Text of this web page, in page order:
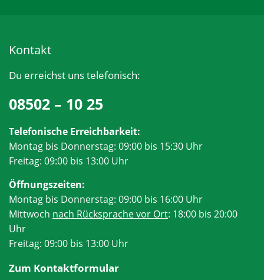
Kontakt
Du erreichst uns telefonisch:
08502 – 10 25
Telefonische Erreichbarkeit:
Montag bis Donnerstag: 09:00 bis 15:30 Uhr
Freitag: 09:00 bis 13:00 Uhr
Öffnungszeiten:
Montag bis Donnerstag: 09:00 bis 16:00 Uhr
Mittwoch nach Rücksprache vor Ort: 18:00 bis 20:00
Uhr
Freitag: 09:00 bis 13:00 Uhr
Zum Kontaktformular